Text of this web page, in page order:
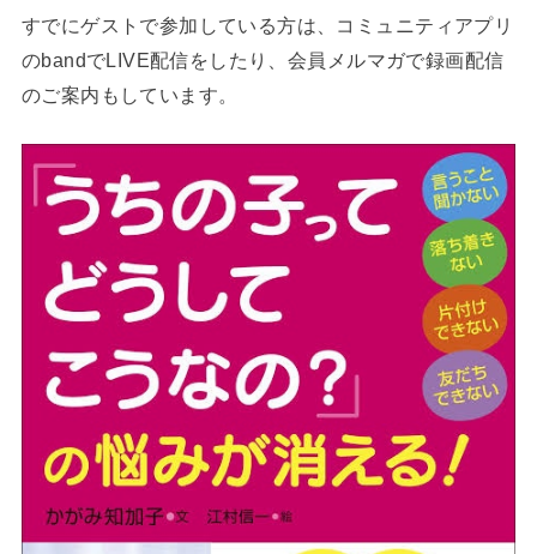
すでにゲストで参加している方は、コミュニティアプリ
のbandでLIVE配信をしたり、会員メルマガで録画配信
のご案内もしています。